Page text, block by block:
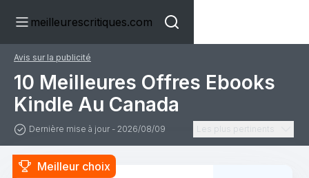
meilleurescritiques.com
Avis sur la publicité
10 Meilleures Offres Ebooks
Kindle Au Canada
Dernière mise à jour - 2026/08/09 Les plus pertinents
Meilleur choix